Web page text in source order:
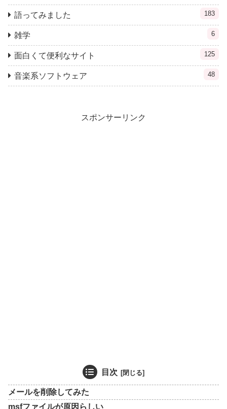
語ってみました 183
雑学 6
面白くて便利なサイト 125
音楽系ソフトウェア 48
スポンサーリンク
目次
メールを削除してみた
msfファイルが原因らしい